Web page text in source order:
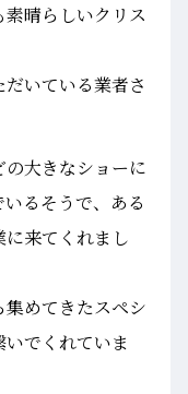
晴らしいクリス
いている業者さ
大きなショーに
るそうで、ある
来てくれまし
めてきたスペシ
でくれていま